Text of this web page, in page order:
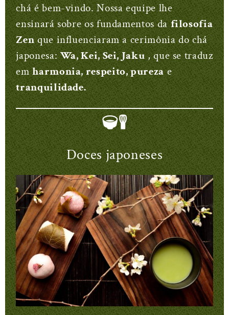
chá é bem-vindo. Nossa equipe lhe
ensinará sobre os fundamentos da filosofia
Zen que influenciaram a cerimônia do chá
japonesa: Wa, Kei, Sei, Jaku , que se traduz
emharmonia, respeito, pureza e
tranquilidade.
Doces japoneses